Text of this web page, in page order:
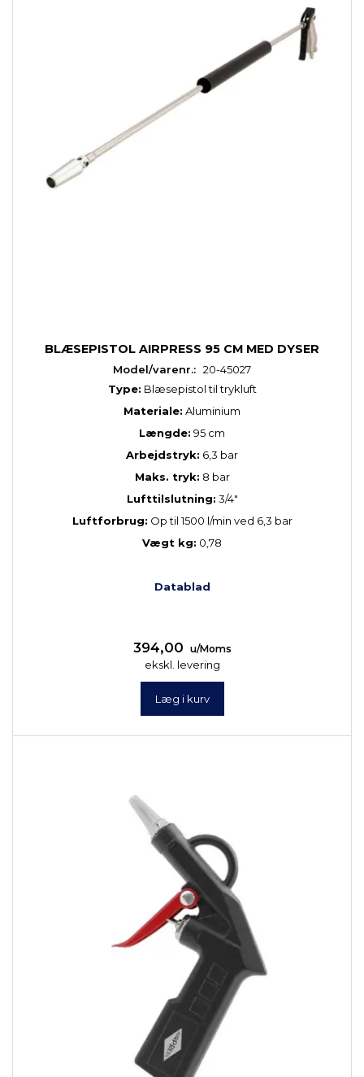
BLÆSEPISTOL AIRPRESS 95 CM MED DYSER
Model/varenr.: 20-45027
Type: Blæsepistol til trykluft
Materiale: Aluminium
Længde: 95 cm
Arbejdstryk: 6,3 bar
Maks. tryk: 8 bar
Lufttilslutning: 3/4"
Luftforbrug: Op til 1500 l/min ved 6,3 bar
Vægt kg: 0,78
Datablad
394,00 u/Moms
ekskl. levering
Læg i kurv